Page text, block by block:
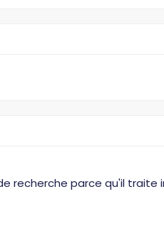
recherche parce qu'il